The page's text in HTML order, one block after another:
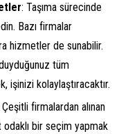
: Taşıma sürecinde
Bazı firmalar
hizmetler de sunabilir.
tüm
işinizi kolaylaştıracaktır.
Çeşitli firmalardan alınan
odaklı bir seçim yapmak